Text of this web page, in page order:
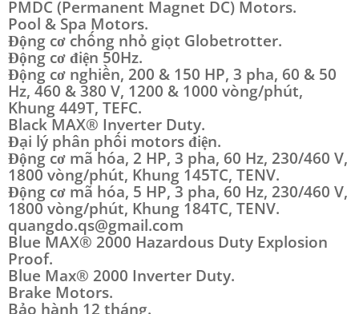
PMDC (Permanent Magnet DC) Motors.
Pool & Spa Motors.
Động cơ chống nhỏ giọt Globetrotter.
Động cơ điện 50Hz.
Động cơ nghiền, 200 & 150 HP, 3 pha, 60 & 50
Hz, 460 & 380 V, 1200 & 1000 vòng/phút,
Khung 449T, TEFC.
Black MAX® Inverter Duty.
Đại lý phân phối motors điện.
Động cơ mã hóa, 2 HP, 3 pha, 60 Hz, 230/460 V,
1800 vòng/phút, Khung 145TC, TENV.
Động cơ mã hóa, 5 HP, 3 pha, 60 Hz, 230/460 V,
1800 vòng/phút, Khung 184TC, TENV.
quangdo.qs@gmail.com
Blue MAX® 2000 Hazardous Duty Explosion
Proof.
Blue Max® 2000 Inverter Duty.
Brake Motors.
Bảo hành 12 tháng.